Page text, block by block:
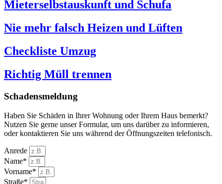
Mieterselbstauskunft und Schufa
Nie mehr falsch Heizen und Lüften
Checkliste Umzug
Richtig Müll trennen
Schadensmeldung
Haben Sie Schäden in Ihrer Wohnung oder Ihrem Haus bemerkt?
Nutzen Sie gerne unser Formular, um uns darüber zu informieren,
oder kontaktieren Sie uns während der Öffnungszeiten telefonisch.
Anrede
Name*
Vorname*
Straße*